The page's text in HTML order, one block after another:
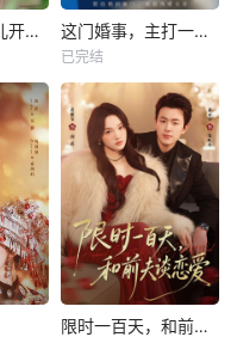
离婚后我带女儿开启新人生 这门婚事，主打一个反向饲养
已完结
限时一百天，和前夫谈恋爱